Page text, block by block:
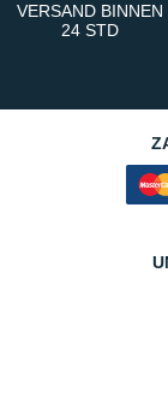
VERSAND BINNEN
24 STD